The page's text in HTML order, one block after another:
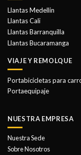
Llantas Medellin
Llantas Cali
Llantas Barranquilla
Llantas Bucaramanga
VIAJE Y REMOLQUE
Portabicicletas para
Portaequipaje
NUESTRA EMPRESA
Nuestra Sede
Sobre Nosotros